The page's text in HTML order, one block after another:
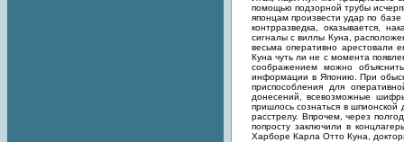
помощью подзорной трубы
японцам произвести удар по
контрразведка, оказывается,
сигналы с виллы Куна,
весьма оперативно арестовали
Куна чуть ли не с момента
соображением можно
информации в Японию. При
приспособления для
донесений, всевозможные
пришлось сознаться в
расстрелу. Впрочем, через
попросту заключили в
Харборе Карла Отто Куна,